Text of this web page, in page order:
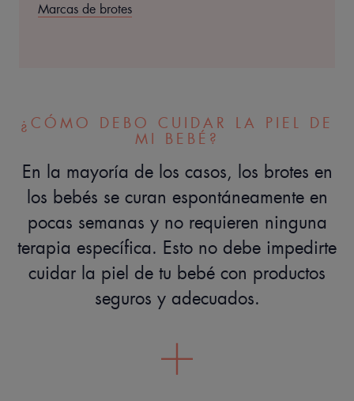
Marcas de brotes
¿CÓMO DEBO CUIDAR LA PIEL DE
MI BEBÉ?
En la mayoría de los casos, los brotes en
los bebés se curan espontáneamente en
pocas semanas y no requieren ninguna
terapia específica. Esto no debe impedirte
cuidar la piel de tu bebé con productos
seguros y adecuados.